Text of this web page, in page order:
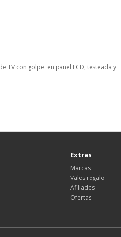
TV con golpe en panel LCD, testeada y
Extras
Marcas
Vales regalo
Afiliados
Ofertas